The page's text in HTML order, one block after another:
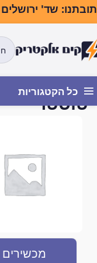
שד' ירושלים 29, ר"ג (בתיאום מראש)
כל הקטגוריות
טוסטרעמוד הבית
מכשירים